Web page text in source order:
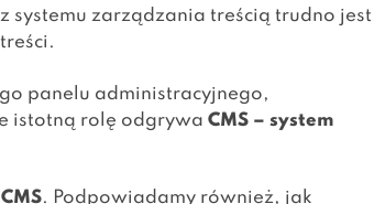
systemu zarządzania treścią trudno jest
panelu administracyjnego,
istotną rolę odgrywa CMS – system
. Podpowiadamy również, jak